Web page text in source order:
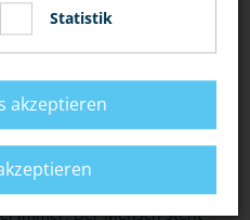
Aufgaben
immer: Der Mensch steht
Statistik
akzeptieren